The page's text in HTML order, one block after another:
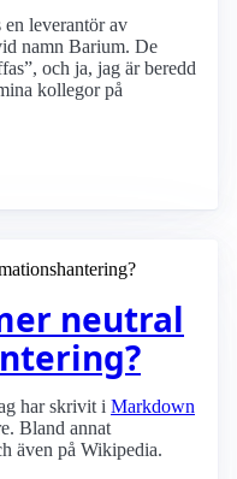
leverantör av
namn Barium. De
och ja, jag är beredd
kollegor på
neutral
har skrivit i Markdown
Bland annat
även på Wikipedia.